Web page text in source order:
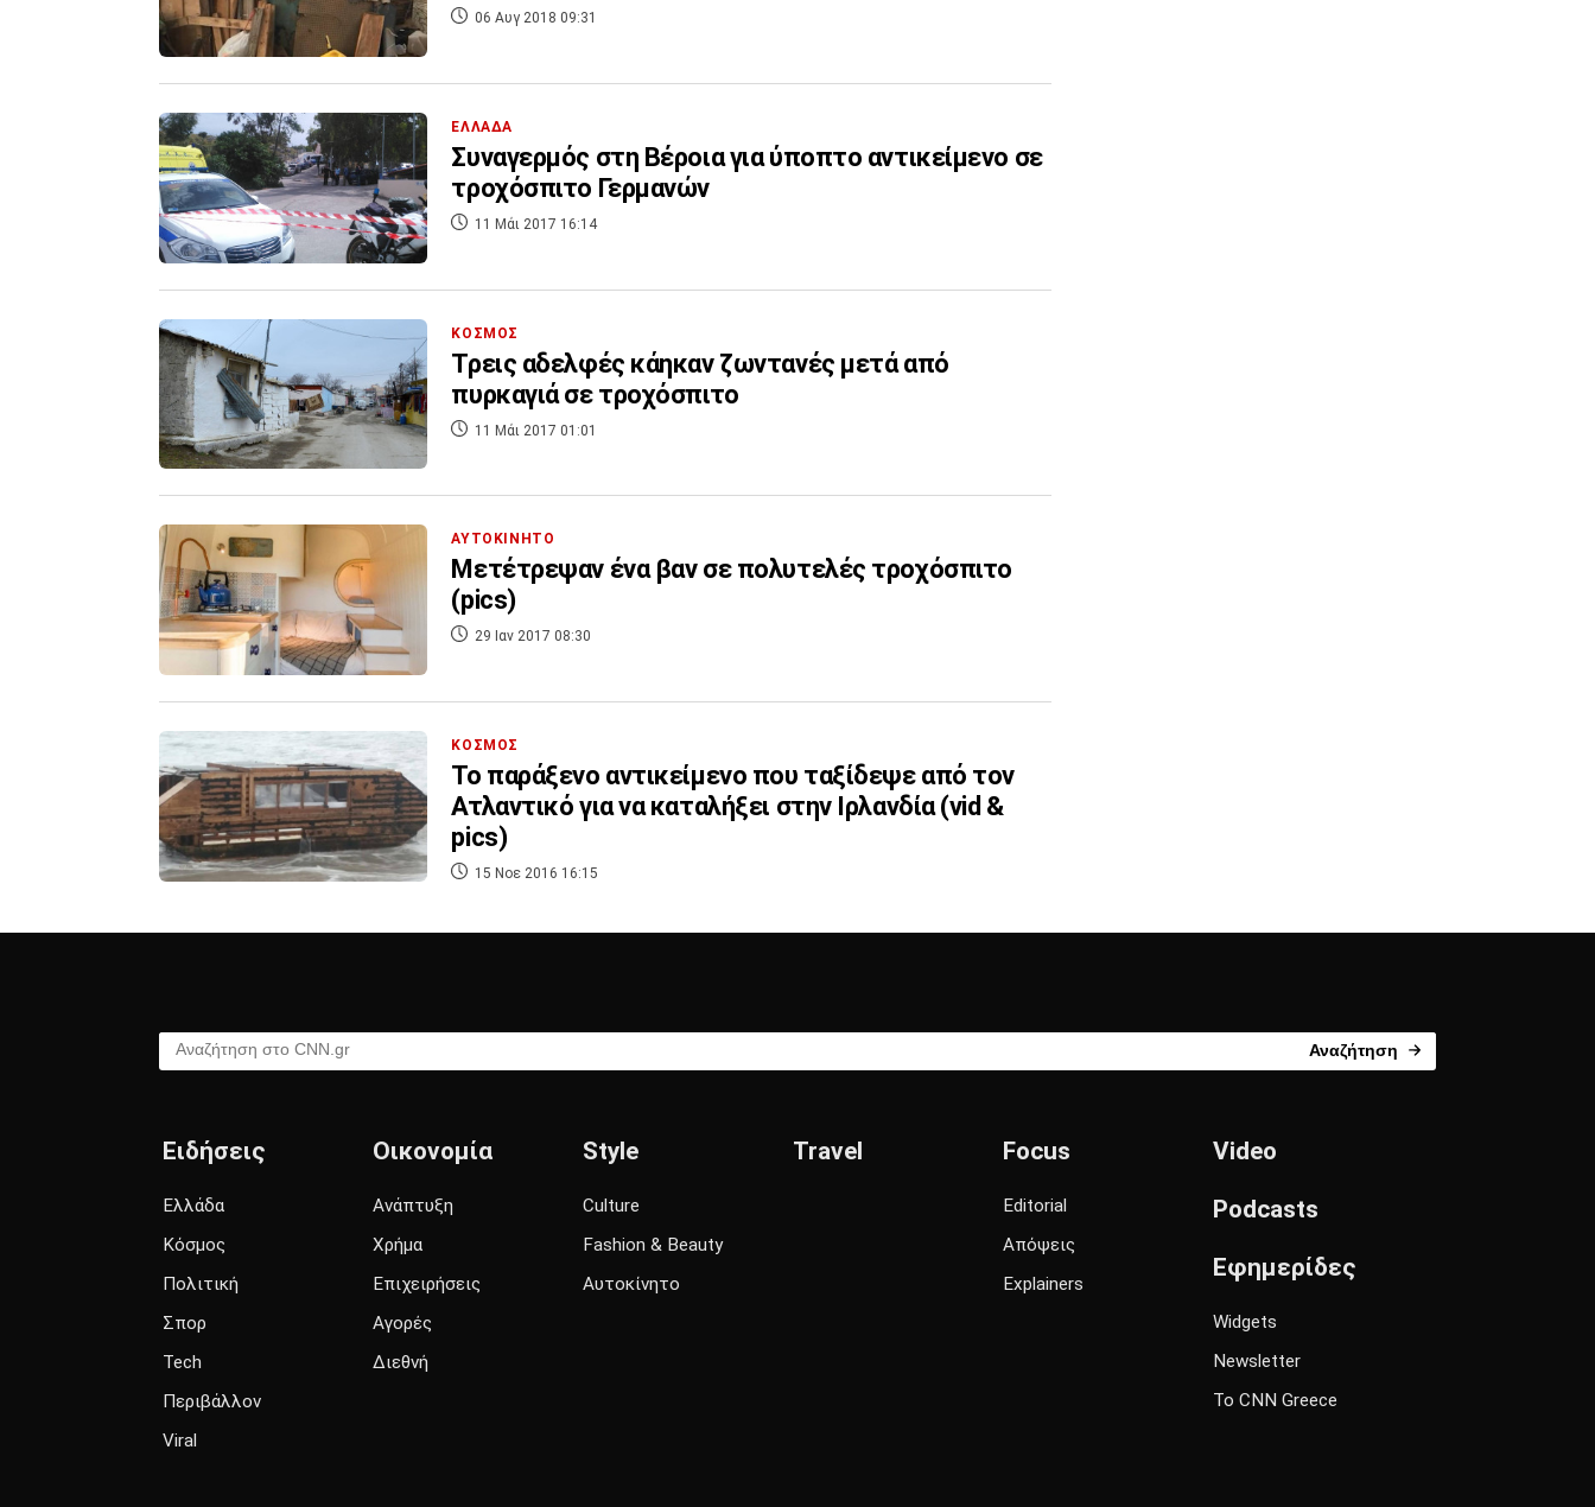
06 Αυγ 2018 09:31
ΕΛΛΑΔΑ
Συναγερμός στη Βέροια για ύποπτο αντικείμενο σε
τροχόσπιτο Γερμανών
11 Μάι 2017 16:14
ΚΟΣΜΟΣ
Τρεις αδελφές κάηκαν ζωντανές μετά από
πυρκαγιά σε τροχόσπιτο
11 Μάι 2017 01:01
ΑΥΤΟΚΙΝΗΤΟ
Μετέτρεψαν ένα βαν σε πολυτελές τροχόσπιτο
(pics)
29 Ιαν 2017 08:30
ΚΟΣΜΟΣ
Το παράξενο αντικείμενο που ταξίδεψε από τον
Ατλαντικό για να καταλήξει στην Ιρλανδία (vid &
pics)
15 Νοε 2016 16:15
Αναζήτηση στο CNN.gr Αναζήτηση
Ειδήσεις
Ελλάδα
Κόσμος
Πολιτική
Σπορ
Tech
Περιβάλλον
Viral
Οικονομία
Ανάπτυξη
Χρήμα
Επιχειρήσεις
Αγορές
Διεθνή
Style
Culture
Fashion & Beauty
Αυτοκίνητο
Travel Focus
Editorial
Απόψεις
Explainers
Video
Podcasts
Εφημερίδες
Widgets
Newsletter
Το CNN Greece